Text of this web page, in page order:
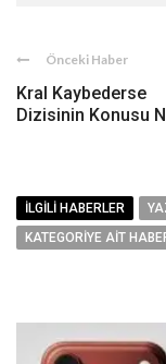
Önceki Haber
Kral Kaybederse
Dizisinin Konusu
İLGILI HABERLER
KATEGORIYE AIT